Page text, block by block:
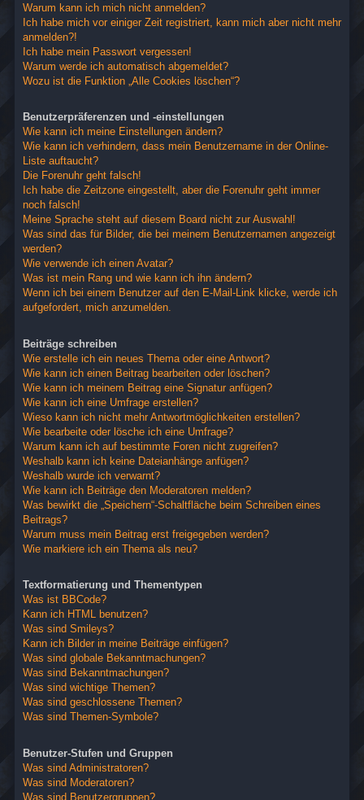
Warum kann ich mich nicht anmelden?
Ich habe mich vor einiger Zeit registriert, kann mich aber nicht mehr
anmelden?!
Ich habe mein Passwort vergessen!
Warum werde ich automatisch abgemeldet?
Wozu ist die Funktion „Alle Cookies löschen“?
Benutzerpräferenzen und -einstellungen
Wie kann ich meine Einstellungen ändern?
Wie kann ich verhindern, dass mein Benutzername in der Online-
Liste auftaucht?
Die Forenuhr geht falsch!
Ich habe die Zeitzone eingestellt, aber die Forenuhr geht immer
noch falsch!
Meine Sprache steht auf diesem Board nicht zur Auswahl!
Was sind das für Bilder, die bei meinem Benutzernamen angezeigt
werden?
Wie verwende ich einen Avatar?
Was ist mein Rang und wie kann ich ihn ändern?
Wenn ich bei einem Benutzer auf den E-Mail-Link klicke, werde ich
aufgefordert, mich anzumelden.
Beiträge schreiben
Wie erstelle ich ein neues Thema oder eine Antwort?
Wie kann ich einen Beitrag bearbeiten oder löschen?
Wie kann ich meinem Beitrag eine Signatur anfügen?
Wie kann ich eine Umfrage erstellen?
Wieso kann ich nicht mehr Antwortmöglichkeiten erstellen?
Wie bearbeite oder lösche ich eine Umfrage?
Warum kann ich auf bestimmte Foren nicht zugreifen?
Weshalb kann ich keine Dateianhänge anfügen?
Weshalb wurde ich verwarnt?
Wie kann ich Beiträge den Moderatoren melden?
Was bewirkt die „Speichern“-Schaltfläche beim Schreiben eines
Beitrags?
Warum muss mein Beitrag erst freigegeben werden?
Wie markiere ich ein Thema als neu?
Textformatierung und Thementypen
Was ist BBCode?
Kann ich HTML benutzen?
Was sind Smileys?
Kann ich Bilder in meine Beiträge einfügen?
Was sind globale Bekanntmachungen?
Was sind Bekanntmachungen?
Was sind wichtige Themen?
Was sind geschlossene Themen?
Was sind Themen-Symbole?
Benutzer-Stufen und Gruppen
Was sind Administratoren?
Was sind Moderatoren?
Was sind Benutzergruppen?